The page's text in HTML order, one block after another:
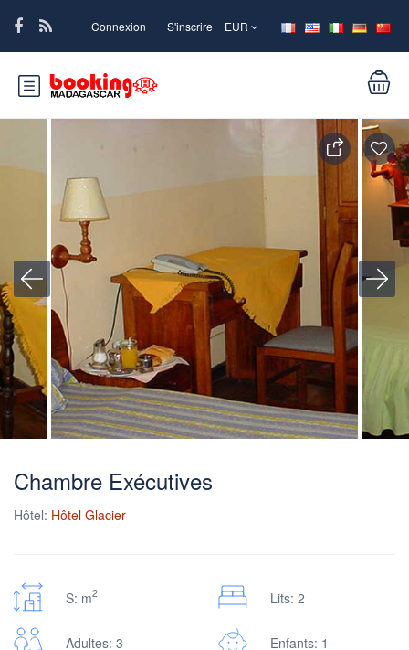
Connexion S'inscrire EUR
Chambre Exécutives
Hôtel: Hôtel Glacier
S: m2 Lits: 2
Adultes: 3 Enfants: 1